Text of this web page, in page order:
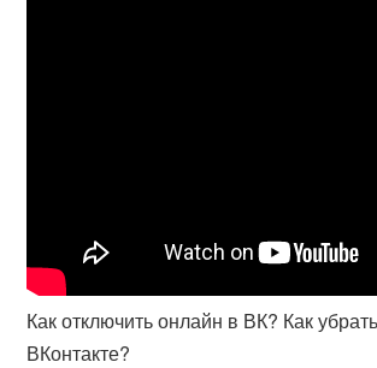
Как отключить онлайн в ВК? Как
ВКонтакте?